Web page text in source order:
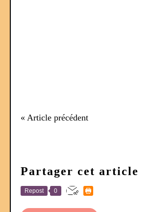
« Article précédent
Partager cet article
Repost 0